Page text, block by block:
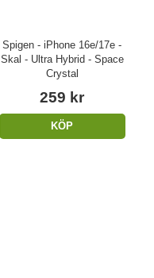
Spigen - iPhone 16e/17e -
Skal - Ultra Hybrid - Space
Crystal
259 kr
KÖP